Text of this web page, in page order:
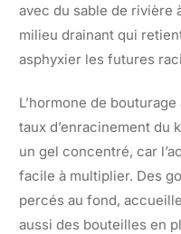
avec du sable de rivière
milieu drainant qui
asphyxier les futures
L’hormone de
taux d’enracinement du
un gel concentré, car
facile à multiplier. Des
percés au fond,
aussi des bouteilles en